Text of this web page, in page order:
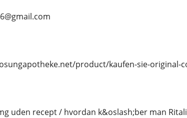
product/kaufen-sie-original-
uden recept / hvordan k&oslash;ber man